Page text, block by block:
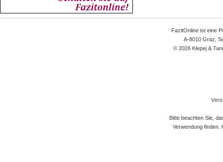
FazitOnline ist eine
A-8010 Graz,
© 2026 Klepej &
Bitte beachten Sie,
Verwendung finden.